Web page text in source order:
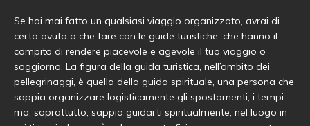
Se hai mai fatto un qualsiasi viaggio organizzato, avrai di
certo avuto a che fare con le guide turistiche, che hanno il
compito di rendere piacevole e agevole il tuo viaggio o
soggiorno. La figura della guida turistica, nell’ambito dei
pellegrinaggi, è quella della guida spirituale, una persona che
sappia organizzare logisticamente gli spostamenti, i tempi
ma, soprattutto, sappia guidarti spiritualmente, nel luogo in